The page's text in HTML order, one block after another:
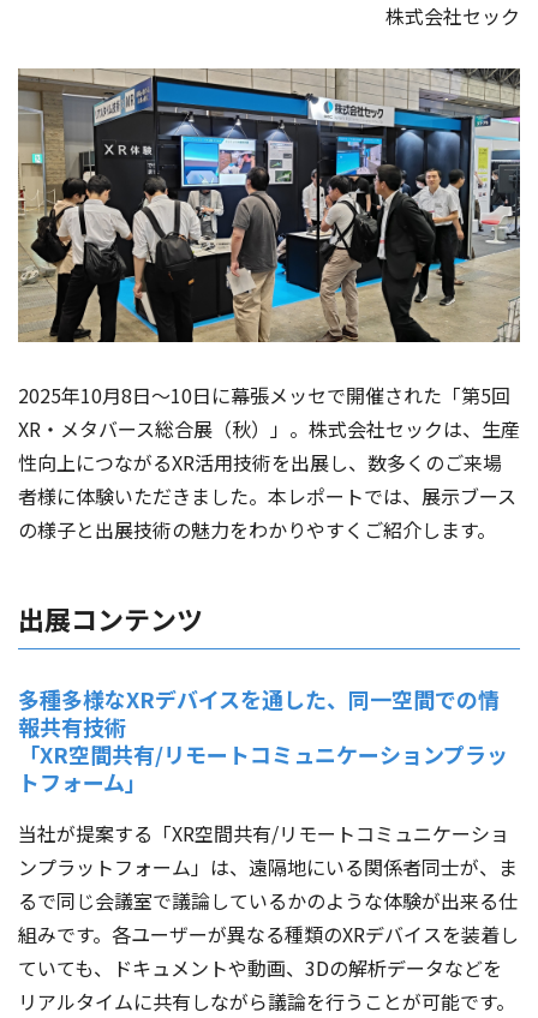
株式会社セック
2025年10月8日〜10日に幕張メッセで開催された「第5回
XR・メタバース総合展（秋）」。株式会社セックは、生産
性向上につながるXR活用技術を出展し、数多くのご来場
者様に体験いただきました。本レポートでは、展示ブース
の様子と出展技術の魅力をわかりやすくご紹介します。
出展コンテンツ
多種多様なXRデバイスを通した、同一空間での情
報共有技術
「XR空間共有/リモートコミュニケーションプラッ
トフォーム」
当社が提案する「XR空間共有/リモートコミュニケーショ
ンプラットフォーム」は、遠隔地にいる関係者同士が、ま
るで同じ会議室で議論しているかのような体験が出来る仕
組みです。各ユーザーが異なる種類のXRデバイスを装着し
ていても、ドキュメントや動画、3Dの解析データなどを
リアルタイムに共有しながら議論を行うことが可能です。